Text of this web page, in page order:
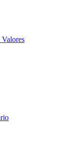
Valores